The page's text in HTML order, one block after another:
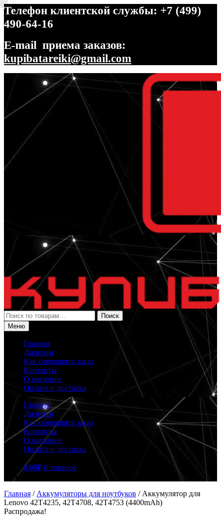
Телефон клиентской службы: +7 (499)
490-64-16
E-mail приема заказов:
kupibatareiki@gmail.com
Перейти
навигации
Перейти
содержимому
Искать:
Поиск
Меню
Главная
Дилерам
Как совершить заказ
Контакты
О магазине
Оплата и доставка
Главная
Дилерам
Как совершить заказ
Контакты
О магазине
Оплата и доставка
0.00₽ 0 товаров
Главная / Аккумуляторы для ноутбуков / Аккумулятор для
Lenovo 42T4235, 42T4708, 42T4753 (4400mAh)
Распродажа!